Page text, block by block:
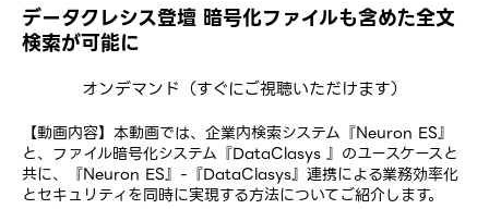
データクレシス登壇 暗号化ファイルも含めた全文
検索が可能に
オンデマンド （すぐにご視聴いただけます）
【動画内容】本動画では、企業内検索システム『Neuron ES』
と、ファイル暗号化システム『DataClasys 』のユースケースと
共に、『Neuron ES』-『DataClasys』連携による業務効率化
とセキュリティを同時に実現する方法についてご紹介します。